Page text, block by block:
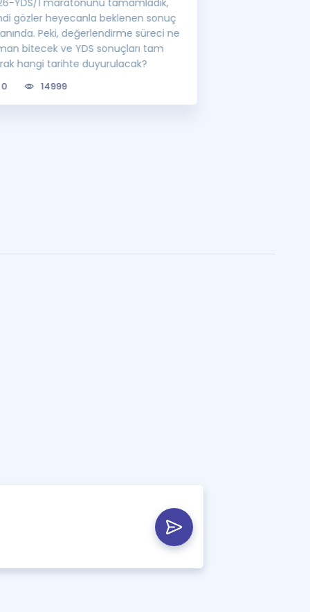
YDS/1 maratonunu tamamladık,
gözler heyecanla beklenen sonuç
Peki, değerlendirme süreci ne
bitecek ve YDS sonuçları tam
hangi tarihte duyurulacak?
0 14999